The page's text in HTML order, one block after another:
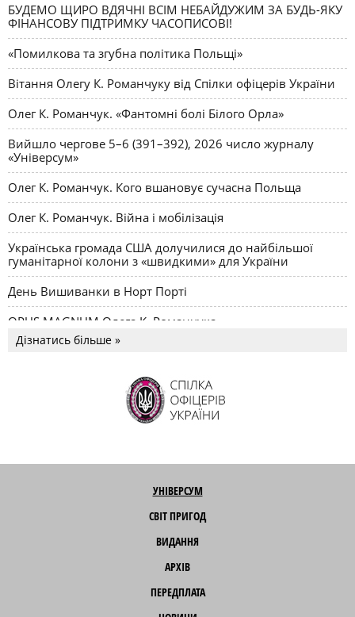
БУДЕМО ЩИРО ВДЯЧНІ ВСІМ НЕБАЙДУЖИМ ЗА БУДЬ-ЯКУ
ФІНАНСОВУ ПІДТРИМКУ ЧАСОПИСОВІ!
«Помилкова та згубна політика Польщі»
Вітання Олегу К. Романчуку від Спілки офіцерів України
Олег К. Романчук. «Фантомні болі Білого Орла»
Вийшло чергове 5–6 (391–392), 2026 число журналу
«Універсум»
Олег К. Романчук. Кого вшановує сучасна Польща
Олег К. Романчук. Війна і мобілізація
Українська громада США долучилися до найбільшої
гуманітарної колони з «швидкими» для України
День Вишиванки в Норт Порті
OPUS MAGNUM Олега К. Романчука
Дізнатись більше »
УНІВЕРСУМ
СВІТ ПРИГОД
ВИДАННЯ
АРХІВ
ПЕРЕДПЛАТА